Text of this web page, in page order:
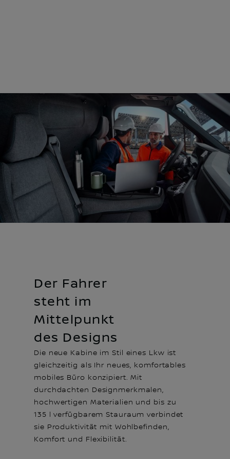
Der Fahrer
steht im
Mittelpunkt
des Designs
Die neue Kabine im Stil eines Lkw ist
gleichzeitig als Ihr neues, komfortables
mobiles Büro konzipiert. Mit
durchdachten Designmerkmalen,
hochwertigen Materialien und bis zu
135 l verfügbarem Stauraum verbindet
sie Produktivität mit Wohlbefinden,
Komfort und Flexibilität.